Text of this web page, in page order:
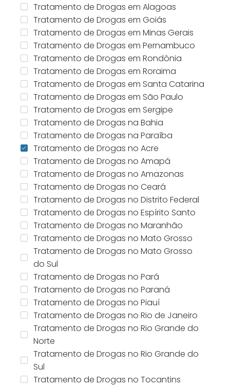
Tratamento de Drogas em Alagoas
Tratamento de Drogas em Goiás
Tratamento de Drogas em Minas Gerais
Tratamento de Drogas em Pernambuco
Tratamento de Drogas em Rondônia
Tratamento de Drogas em Roraima
Tratamento de Drogas em Santa Catarina
Tratamento de Drogas em São Paulo
Tratamento de Drogas em Sergipe
Tratamento de Drogas na Bahia
Tratamento de Drogas na Paraíba
Tratamento de Drogas no Acre
Tratamento de Drogas no Amapá
Tratamento de Drogas no Amazonas
Tratamento de Drogas no Ceará
Tratamento de Drogas no Distrito Federal
Tratamento de Drogas no Espírito Santo
Tratamento de Drogas no Maranhão
Tratamento de Drogas no Mato Grosso
Tratamento de Drogas no Mato Grosso
do Sul
Tratamento de Drogas no Pará
Tratamento de Drogas no Paraná
Tratamento de Drogas no Piauí
Tratamento de Drogas no Rio de Janeiro
Tratamento de Drogas no Rio Grande do
Norte
Tratamento de Drogas no Rio Grande do
Sul
Tratamento de Drogas no Tocantins